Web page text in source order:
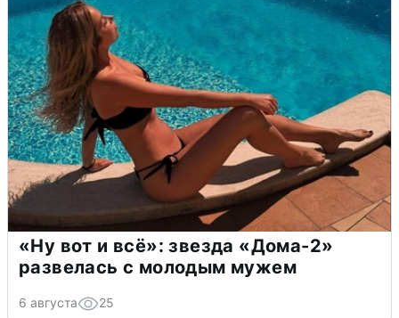
«Ну вот и всё»: звезда «Дома-2»
развелась с молодым мужем
6 августа 25